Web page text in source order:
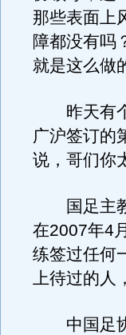
那些表面上
障都没有吗
就是这么做
昨天有个
广沪签订的
说，哥们你
国足主教
在2007年4
练签过任何
上待过的人
中国足协